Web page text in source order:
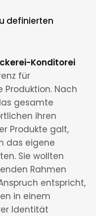
definierten
Konditorei
für
Nach
gesamte
ihren
Produkte galt,
das eigene
Sie wollten
Rahmen
entspricht,
in einem
Identität